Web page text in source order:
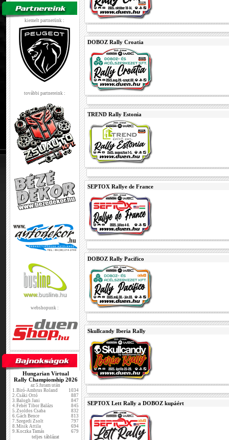
kiemelt partnerünk :
további partnereink :
webshopunk :
Hungarian Virtual
Rally Championship 2026
az 5.futam után
1.Biró-Ambrus Roland
1034
2.Csáki Ottó
887
3.Balogh Jani
847
4.Fehér Tibor Balázs
845
5.Zsoldos Csaba
832
6.Gách Bence
813
7.Szegedi Zsolt
797
8.Misik Attila
694
9.Koczka Tamás 679
teljes táblázat
DOBOZ Rally Croatia
TREND Rally Estonia
SEPTOX Rallye de France
DOBOZ Rally Pacifico
Skullcandy Iberia Rally
SEPTOX Lett Rally a DOBOZ kupáért